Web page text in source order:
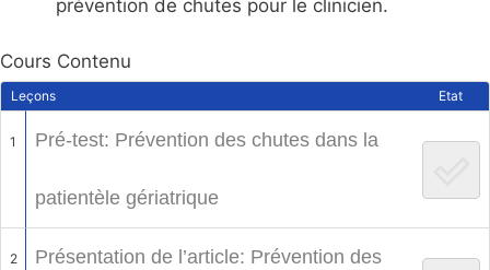
prévention de chutes pour le clinicien.
Cours Contenu
Leçons Etat
1 Pré-test: Prévention des chutes dans la
patientèle gériatrique
2 Présentation de l’article: Prévention des